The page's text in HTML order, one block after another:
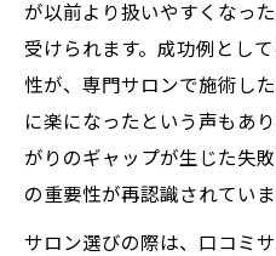
が以前より扱いやすくなっ
受けられます。成功例とし
性が、専門サロンで施術し
に楽になったという声もあ
がりのギャップが生じた失
の重要性が再認識されていま
サロン選びの際は、口コミ